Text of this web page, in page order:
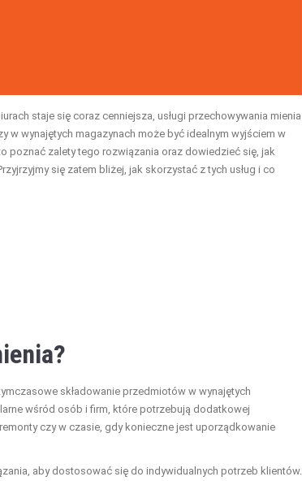
staje się coraz cenniejsza, usługi przechowywania mienia
w wynajętych magazynach może być idealnym wyjściem w
poznać zalety tego rozwiązania oraz dowiedzieć się, jak
się zatem bliżej, jak skorzystać z tych usług i co
składowanie przedmiotów w wynajętych
wśród osób i firm, które potrzebują dodatkowej
, remonty czy w czasie, gdy konieczne jest uporządkowanie
aby dostosować się do indywidualnych potrzeb klientów.